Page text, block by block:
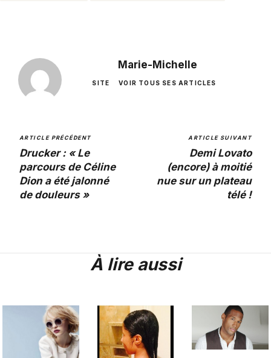
Marie-Michelle
SITE VOIR TOUS SES ARTICLES
ARTICLE PRÉCÉDENT
Drucker : « Le
parcours de Céline
Dion a été jalonné
de douleurs »
ARTICLE SUIVANT
Demi Lovato
(encore) à moitié
nue sur un plateau
télé !
À lire aussi